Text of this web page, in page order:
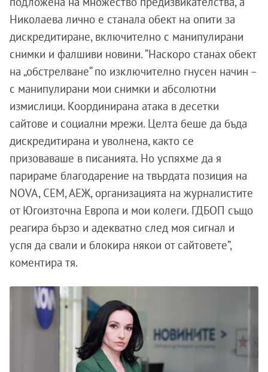
Николаева лично е станала обект на опити за
дискредитиране, включително с манипулирани
снимки и фалшиви новини. “Наскоро станах обект
на „обстрелване“ по изключително гнусен начин –
с манипулирани мои снимки и абсолютни
измислици. Координирана атака в десетки
сайтове и социални мрежи. Целта беше да бъда
дискредитирана и уволнена, както се
призоваваше в писанията. Но успяхме да я
парираме благодарение на твърдата позиция на
NOVA, СЕМ, АЕЖ, организацията на журналистите
от Югоизточна Европа и мои колеги. ГДБОП също
реагира бързо и адекватно след моя сигнал и
успя да свали и блокира някои от сайтовете”,
коментира тя.